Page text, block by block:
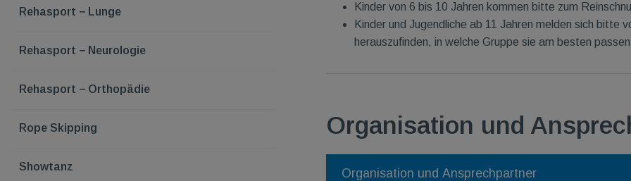
Rehasport − Lunge
Rehasport − Neurologie
Rehasport − Orthopädie
Rope Skipping
Showtanz
Kinder von 6 bis 10 Jahren kommen bitte zum
Kinder und Jugendliche ab 11 Jahren melden sich bitte
herauszufinden, in welche Gruppe sie am besten
Organisation und
Organisation und Ansprechpartner